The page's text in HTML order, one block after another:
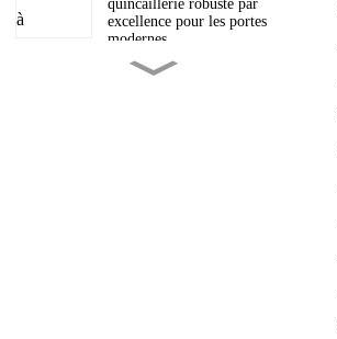
quincaillerie robuste par
excellence pour les portes
modernes
Comprendre le processus